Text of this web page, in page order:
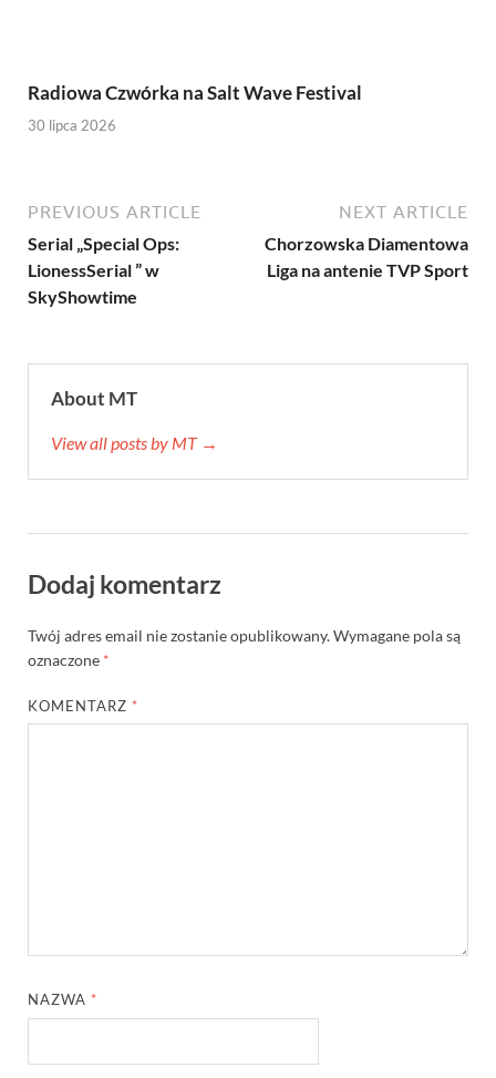
Radiowa Czwórka na Salt Wave Festival
30 lipca 2026
PREVIOUS ARTICLE
Serial „Special Ops:
LionessSerial ” w
SkyShowtime
NEXT ARTICLE
Chorzowska Diamentowa
Liga na antenie TVP Sport
About MT
View all posts by MT →
Dodaj komentarz
Twój adres email nie zostanie opublikowany.Wymagane pola są
oznaczone *
KOMENTARZ *
NAZWA *